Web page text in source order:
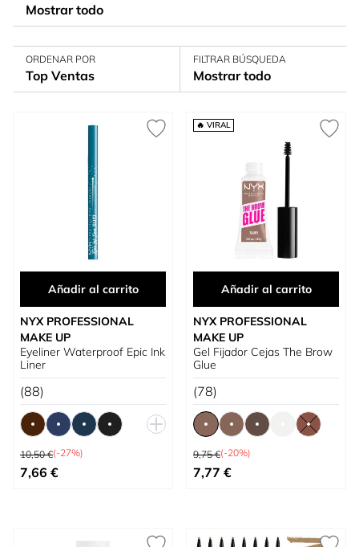
Mostrar todo
ORDENAR POR
Top Ventas
FILTRAR BÚSQUEDA
Mostrar todo
Añadir al carrito
NYX PROFESSIONAL
MAKE UP
Eyeliner Waterproof Epic Ink
Liner
(88)
Precio habitual
10,50 €(-27%)
Tan bajo como
7,66 €
🔥 VIRAL
Añadir al carrito
NYX PROFESSIONAL
MAKE UP
Gel Fijador Cejas The Brow
Glue
(78)
Precio habitual
9,75 €(-20%)
Tan bajo como
7,77 €